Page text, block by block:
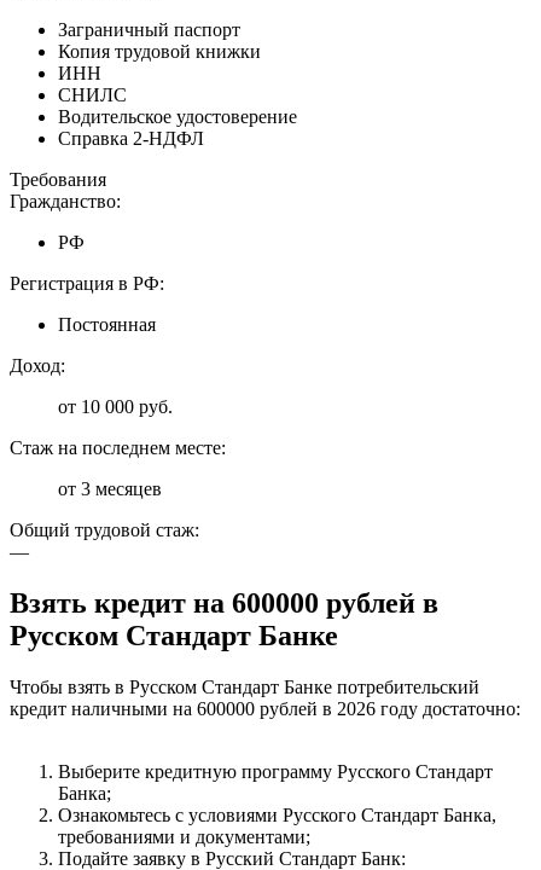
Заграничный паспорт
Копия трудовой книжки
ИНН
СНИЛС
Водительское удостоверение
Справка 2-НДФЛ
Требования
Гражданство:
РФ
Регистрация в РФ:
Постоянная
Доход:
от 10 000 руб.
Стаж на последнем месте:
от 3 месяцев
Общий трудовой стаж:
—
Взять кредит на 600000 рублей в
Русском Стандарт Банке
Чтобы взять в Русском Стандарт Банке потребительский
кредит наличными на 600000 рублей в 2026 году достаточно:
Выберите кредитную программу Русского Стандарт
Банка;
Ознакомьтесь с условиями Русского Стандарт Банка,
требованиями и документами;
Подайте заявку в Русский Стандарт Банк: